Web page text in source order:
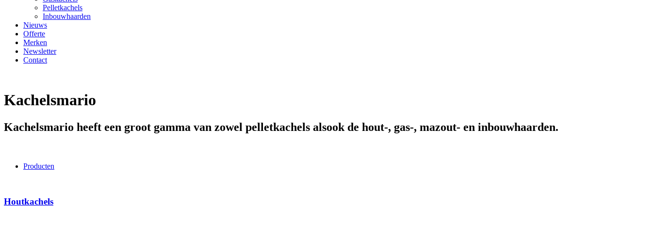
Pelletkachels
Inbouwhaarden
Nieuws
Offerte
Merken
Newsletter
Contact
Kachelsmario
Kachelsmario heeft een groot gamma van zowel pelletkachels alsook de hout-, gas-, mazout- en inbouwhaarden.
Producten
Houtkachels